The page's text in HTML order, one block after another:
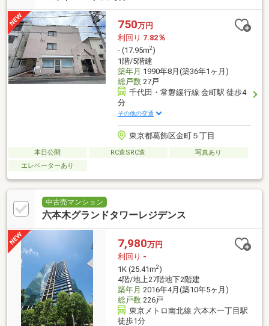
750万円
利回り 7.82％
- (17.95m2)
1階/5階建
築年月 1990年8月(築36年1ヶ月)
総戸数27戸
千代田・常磐緩行線 金町駅 徒歩4
分
その他の交通
東京都葛飾区金町５丁目
本日公開 RC造SRC造
写真あり
エレベーターあり
中古売マンション
六本木グランドタワーレジデンス
7,980万円
利回り -
1K (25.41m2)
4階/地上27階地下2階建
築年月 2016年4月(築10年5ヶ月)
総戸数226戸
東京メトロ南北線 六本木一丁目駅
徒歩1分